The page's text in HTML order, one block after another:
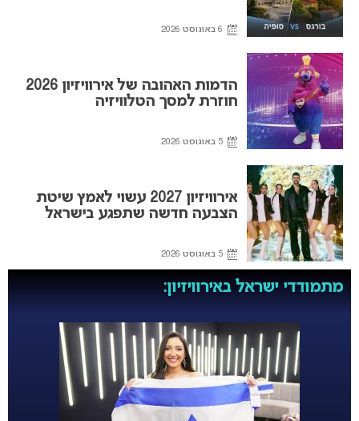
6 באוגוסט 2026
הדמות האהובה של אירוויזיון 2026
חוזרת למסך הטלוויזיה
5 באוגוסט 2026
אירוויזיון 2027 עשוי לאמץ שיטת
הצבעה חדשה שתפגע בישראל
5 באוגוסט 2026
מתמודדי ישראל באירוויזיון: